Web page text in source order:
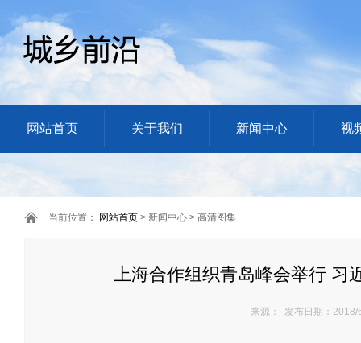
网站首页 关于我们 新闻中心 视
当前位置： 网站首页 > 新闻中心 > 高清图集
上海合作组织青岛峰会举行 习
来源： 发布日期：